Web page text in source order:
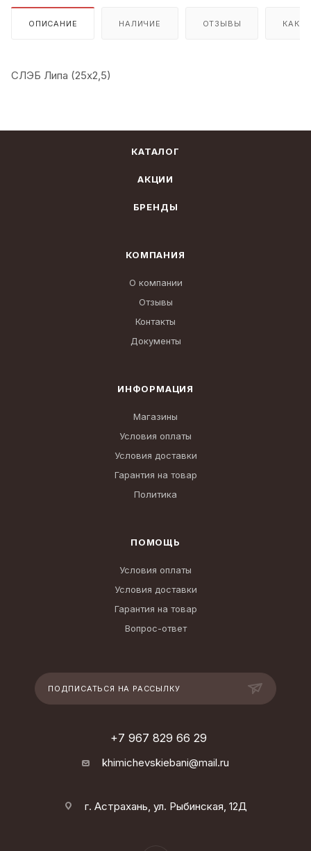
ОПИСАНИЕ НАЛИЧИЕ ОТЗЫВЫ КАК
СЛЭБ Липа (25х2,5)
КАТАЛОГ
АКЦИИ
БРЕНДЫ
КОМПАНИЯ
О компании
Отзывы
Контакты
Документы
ИНФОРМАЦИЯ
Магазины
Условия оплаты
Условия доставки
Гарантия на товар
Политика
ПОМОЩЬ
Условия оплаты
Условия доставки
Гарантия на товар
Вопрос-ответ
ПОДПИСАТЬСЯ НА РАССЫЛКУ
+7 967 829 66 29
khimichevskiebani@mail.ru
г. Астрахань, ул. Рыбинская, 12Д